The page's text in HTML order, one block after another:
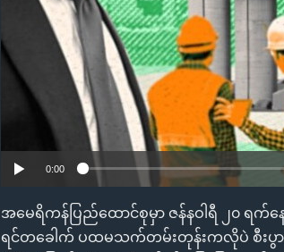
0:00
အမေရိကန်ပြည်ထောင်စုမှာ ဇန်နဝါရီ ၂၀
ရင်တခေါက် ပထမသက်တမ်းတုန်းကလိုပဲ စီးပွား